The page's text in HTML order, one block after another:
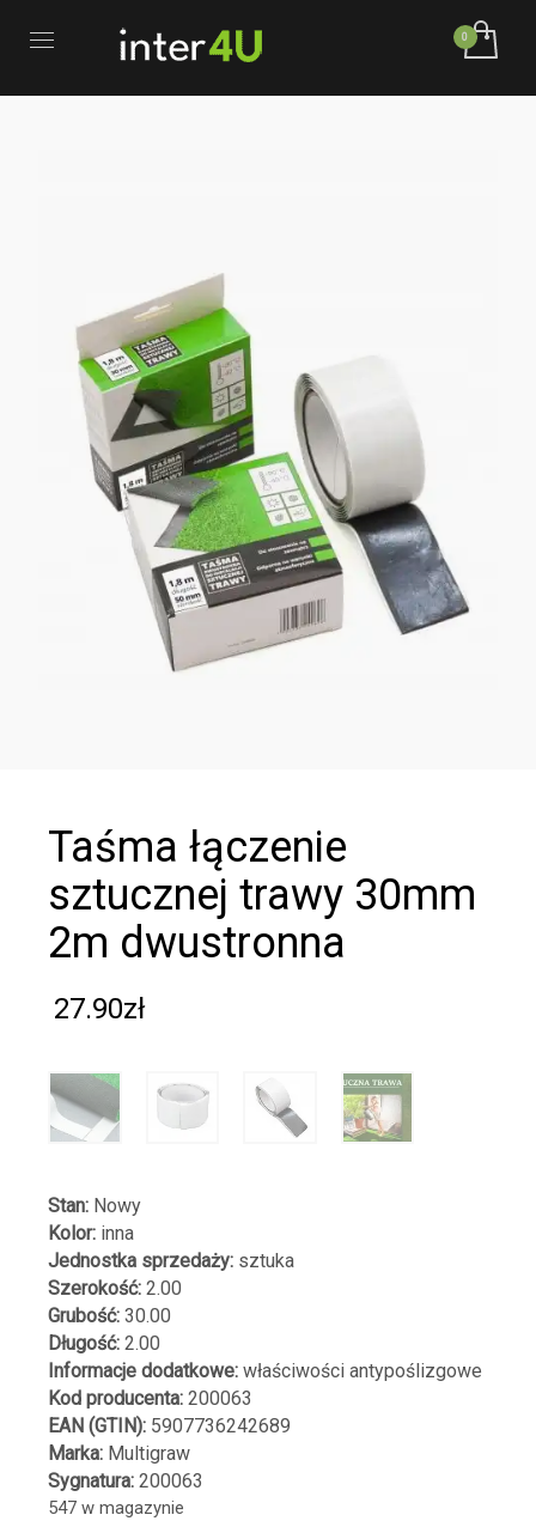
taśma łączenie
sztucznej trawy 30mm
2m dwustronna
27.90zł
Stan: Nowy
Kolor: inna
Jednostka sprzedaży: sztuka
Szerokość: 2.00
Grubość: 30.00
Długość: 2.00
Informacje dodatkowe: właściwości antypoślizgowe
Kod producenta: 200063
EAN (GTIN): 5907736242689
Marka: Multigraw
Sygnatura: 200063
547 w magazynie